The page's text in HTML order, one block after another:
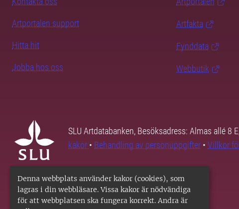
Denna webbplats använder kakor (cookies), som
lagras i din webbläsare. Vissa kakor är nödvändiga
för att webbplatsen ska fungera korrekt. Andra är
Artportalen support
Hitta hit
Jobba hos oss
Artfakta
Fynddata
Webbutik
SLU Artdatabanken, Besöksadress: Almas allé 8
kakor • Behandling av personuppgifter • Villkor